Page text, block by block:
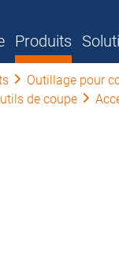
Produits
Outillage pour
de coupe